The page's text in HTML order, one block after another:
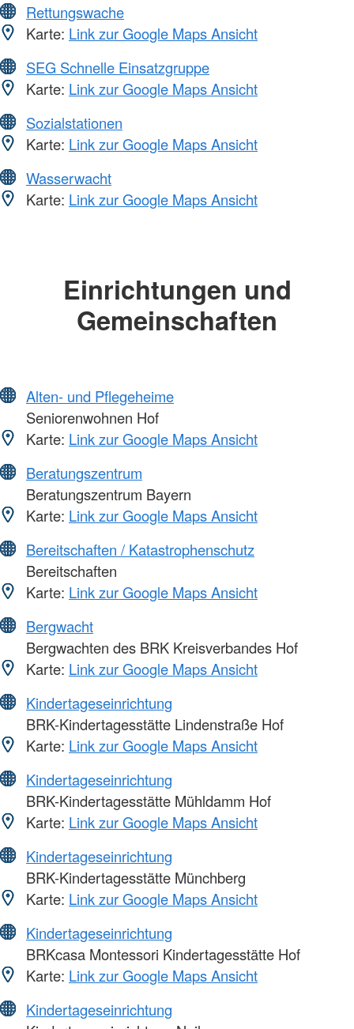
Rettungswache
Karte: Link zur Google Maps Ansicht
SEG Schnelle Einsatzgruppe
Karte: Link zur Google Maps Ansicht
Sozialstationen
Karte: Link zur Google Maps Ansicht
Wasserwacht
Karte: Link zur Google Maps Ansicht
Einrichtungen und
Gemeinschaften
Alten- und Pflegeheime
Seniorenwohnen Hof
Karte: Link zur Google Maps Ansicht
Beratungszentrum
Beratungszentrum Bayern
Karte: Link zur Google Maps Ansicht
Bereitschaften / Katastrophenschutz
Bereitschaften
Karte: Link zur Google Maps Ansicht
Bergwacht
Bergwachten des BRK Kreisverbandes Hof
Karte: Link zur Google Maps Ansicht
Kindertageseinrichtung
BRK-Kindertagesstätte Lindenstraße Hof
Karte: Link zur Google Maps Ansicht
Kindertageseinrichtung
BRK-Kindertagesstätte Mühldamm Hof
Karte: Link zur Google Maps Ansicht
Kindertageseinrichtung
BRK-Kindertagesstätte Münchberg
Karte: Link zur Google Maps Ansicht
Kindertageseinrichtung
BRKcasa Montessori Kindertagesstätte Hof
Karte: Link zur Google Maps Ansicht
Kindertageseinrichtung